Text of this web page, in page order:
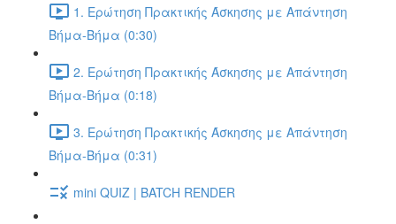
1. Ερώτηση Πρακτικής Άσκησης με Απάντηση
Βήμα-Βήμα (0:30)
2. Ερώτηση Πρακτικής Άσκησης με Απάντηση
Βήμα-Βήμα (0:18)
3. Ερώτηση Πρακτικής Άσκησης με Απάντηση
Βήμα-Βήμα (0:31)
mini QUIZ | BATCH RENDER